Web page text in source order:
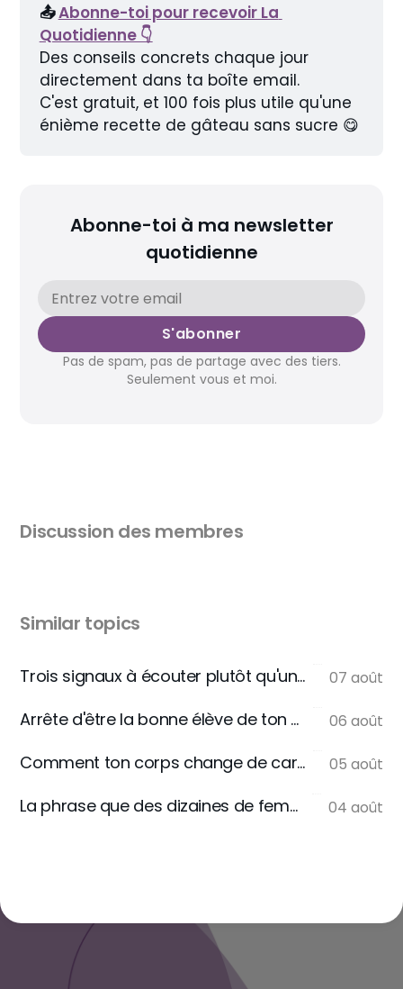
📤 Abonne-toi pour recevoir La
Quotidienne 👇
Des conseils concrets chaque jour
directement dans ta boîte email.
C'est gratuit, et 100 fois plus utile qu'une
énième recette de gâteau sans sucre 😋
Abonne-toi à ma newsletter
quotidienne
S'abonner
Pas de spam, pas de partage avec des tiers.
Seulement vous et moi.
Discussion des membres
Similar topics
Trois signaux à écouter plutôt qu'une règle 07 août
Arrête d'être la bonne élève de ton assiette 06 août
Comment ton corps change de carburant 05 août
La phrase que des dizaines de femmes m'écrivent 04 août